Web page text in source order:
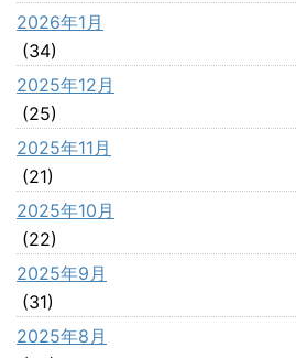
2026年1月
(34)
2025年12月
(25)
2025年11月
(21)
2025年10月
(22)
2025年9月
(31)
2025年8月